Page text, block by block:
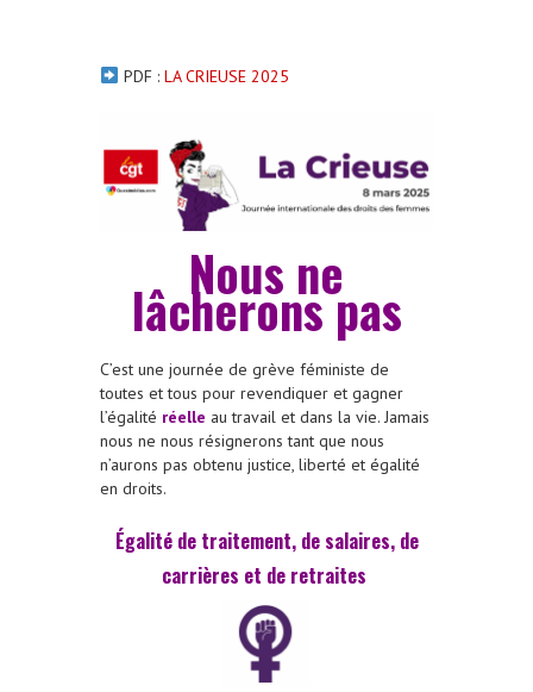
PDF : LA CRIEUSE 2025
Nous ne
lâcherons pas
C’est une journée de grève féministe de
toutes et tous pour revendiquer et gagner
l’égalité réelle au travail et dans la vie. Jamais
nous ne nous résignerons tant que nous
n’aurons pas obtenu justice, liberté et égalité
en droits.
Égalité de traitement, de salaires, de
carrières et de retraites